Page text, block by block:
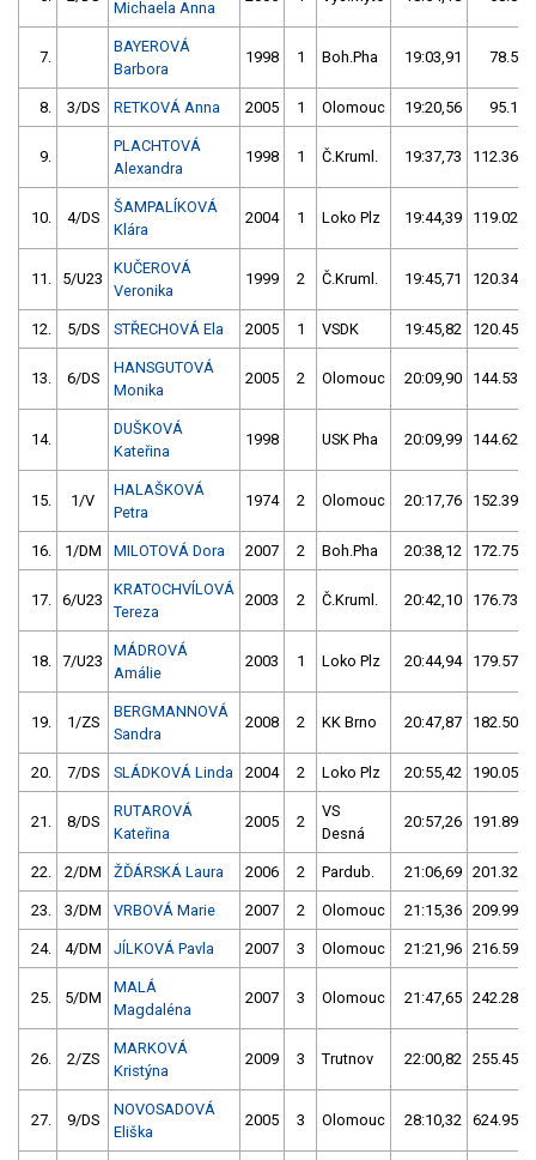
Michaela Anna
7.
BAYEROVÁ
Barbora
1998 1 Boh.Pha 19:03,91 78.54/
8. 3/DS RETKOVÁ Anna 2005 1 Olomouc 19:20,56 95.19/
9.
PLACHTOVÁ
Alexandra
1998 1 Č.Kruml. 19:37,73 112.36/
10. 4/DS
ŠAMPALÍKOVÁ
Klára
2004 1 Loko Plz 19:44,39 119.02/
11. 5/U23
KUČEROVÁ
Veronika
1999 2 Č.Kruml. 19:45,71 120.34/
12. 5/DS STŘECHOVÁ Ela 2005 1 VSDK 19:45,82 120.45/
13. 6/DS
HANSGUTOVÁ
Monika
2005 2 Olomouc 20:09,90 144.53/
14.
DUŠKOVÁ
Kateřina
1998 USK Pha 20:09,99 144.62/
15. 1/V
HALAŠKOVÁ
Petra
1974 2 Olomouc 20:17,76 152.39/
16. 1/DM MILOTOVÁ Dora 2007 2 Boh.Pha 20:38,12 172.75/
17. 6/U23
KRATOCHVÍLOVÁ
Tereza
2003 2 Č.Kruml. 20:42,10 176.73/
18. 7/U23
MÁDROVÁ
Amálie
2003 1 Loko Plz 20:44,94 179.57/
19. 1/ZS
BERGMANNOVÁ
Sandra
2008 2 KK Brno 20:47,87 182.50/
20. 7/DS SLÁDKOVÁ Linda 2004 2 Loko Plz 20:55,42 190.05/
21. 8/DS
RUTAROVÁ
Kateřina
2005 2
VS
Desná
20:57,26 191.89/
22. 2/DM ŽĎÁRSKÁ Laura 2006 2 Pardub. 21:06,69 201.32/
23. 3/DM VRBOVÁ Marie 2007 2 Olomouc 21:15,36 209.99/
24. 4/DM JÍLKOVÁ Pavla 2007 3 Olomouc 21:21,96 216.59/
25. 5/DM
MALÁ
Magdaléna
2007 3 Olomouc 21:47,65 242.28/
26. 2/ZS
MARKOVÁ
Kristýna
2009 3 Trutnov 22:00,82 255.45/
27. 9/DS
NOVOSADOVÁ
Eliška
2005 3 Olomouc 28:10,32 624.95/